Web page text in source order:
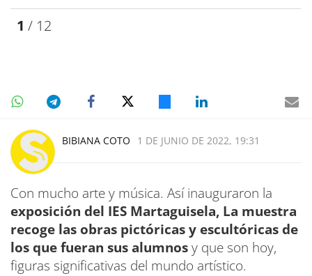
1 / 12
BIBIANA COTO 1 DE JUNIO DE 2022, 19:31
Con mucho arte y música. Así inauguraron la
exposición del IES Martaguisela, La muestra
recoge las obras pictóricas y escultóricas de
los que fueran sus alumnosy que son hoy,
figuras significativas del mundo artístico.